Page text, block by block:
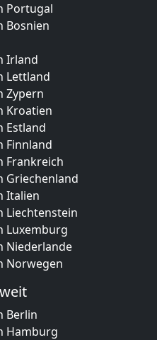
Portugal
Bosnien
Irland
Lettland
Zypern
Kroatien
Estland
Finnland
Frankreich
Griechenland
Italien
Liechtenstein
Luxemburg
Niederlande
Norwegen
Berlin
Hamburg